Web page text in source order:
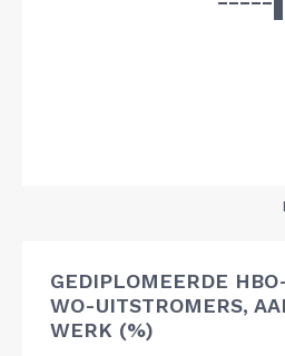
GEDIPLOMEERDE
WO-UITSTROMERS,
WERK (%)